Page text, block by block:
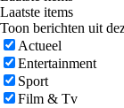
Laatste items
Toon berichten uit
Actueel
Entertainment
Sport
Film & Tv